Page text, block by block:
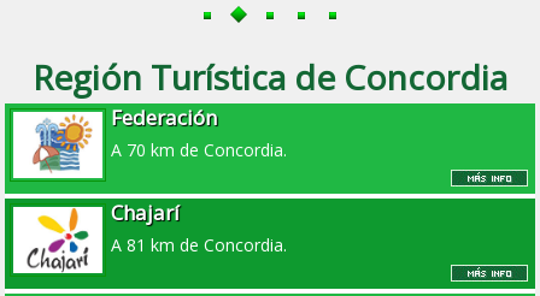
Región Turística de Concordia
Federación
A 70 km de Concordia.
Chajarí
A 81 km de Concordia.